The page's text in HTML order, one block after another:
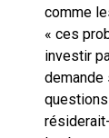
comme
« ces
investir
demande
questions